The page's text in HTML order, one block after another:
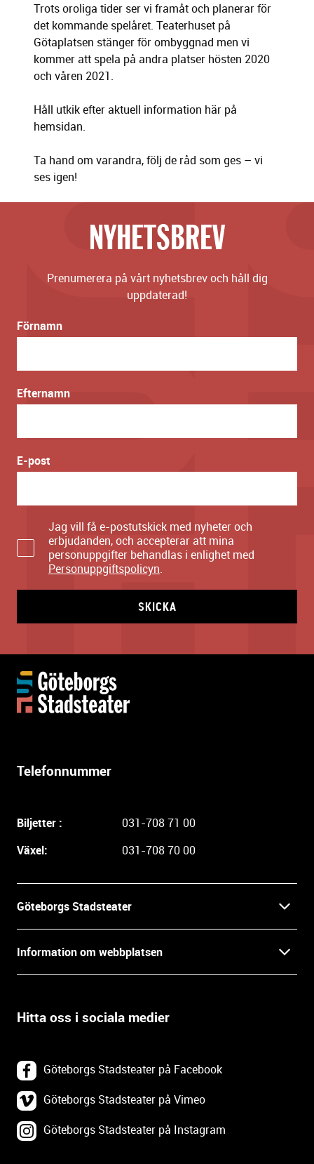
Trots oroliga tider ser vi framåt och planerar för
det kommande spelåret. Teaterhuset på
Götaplatsen stänger för ombyggnad men vi
kommer att spela på andra platser hösten 2020
och våren 2021.
Håll utkik efter aktuell information här på
hemsidan.
Ta hand om varandra, följ de råd som ges – vi
ses igen!
NYHETSBREV
Prenumerera på vårt nyhetsbrev och håll dig
uppdaterad!
Förnamn
Efternamn
E-post
Jag vill få e-postutskick med nyheter och
erbjudanden, och accepterar att mina
personuppgifter behandlas i enlighet med
Personuppgiftspolicyn.
SKICKA
Telefonnummer
Biljetter :
031-708 71 00
Växel:
031-708 70 00
Göteborgs Stadsteater
Press
Öppettider
Backa Teater
Lediga tjänster
Information om webbplatsen
Villkor och integritet
Om webbplatsen
Tillgänglighetsredogörelse
Webbplatskarta
Hitta oss i sociala medier
Göteborgs Stadsteater på Facebook
Göteborgs Stadsteater på Vimeo
Göteborgs Stadsteater på Instagram